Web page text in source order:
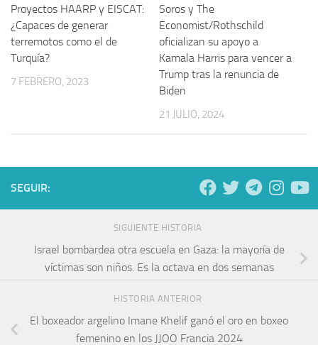
Proyectos HAARP y EISCAT:
¿Capaces de generar
terremotos como el de
Turquía?
7 FEBRERO, 2023
Soros y The
Economist/Rothschild
oficializan su apoyo a
Kamala Harris para vencer a
Trump tras la renuncia de
Biden
21 JULIO, 2024
SEGUIR:
SIGUIENTE HISTORIA
Israel bombardea otra escuela en Gaza: la mayoría de
víctimas son niños. Es la octava en dos semanas
HISTORIA ANTERIOR
El boxeador argelino Imane Khelif ganó el oro en boxeo
femenino en los JJOO Francia 2024